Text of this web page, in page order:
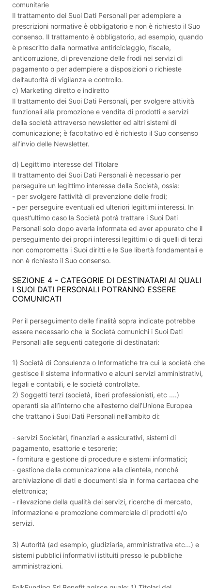
comunitarie
Il trattamento dei Suoi Dati Personali per adempiere a
prescrizioni normative è obbligatorio e non è richiesto il Suo
consenso. Il trattamento è obbligatorio, ad esempio, quando
è prescritto dalla normativa antiriciclaggio, fiscale,
anticorruzione, di prevenzione delle frodi nei servizi di
pagamento o per adempiere a disposizioni o richieste
dell’autorità di vigilanza e controllo.
c) Marketing diretto e indiretto
Il trattamento dei Suoi Dati Personali, per svolgere attività
funzionali alla promozione e vendita di prodotti e servizi
della società attraverso newsletter ed altri sistemi di
comunicazione; è facoltativo ed è richiesto il Suo consenso
all’invio delle Newsletter.
d) Legittimo interesse del Titolare
Il trattamento dei Suoi Dati Personali è necessario per
perseguire un legittimo interesse della Società, ossia:
- per svolgere l’attività di prevenzione delle frodi;
- per perseguire eventuali ed ulteriori legittimi interessi. In
quest’ultimo caso la Società potrà trattare i Suoi Dati
Personali solo dopo averla informata ed aver appurato che il
perseguimento dei propri interessi legittimi o di quelli di terzi
non comprometta i Suoi diritti e le Sue libertà fondamentali e
non è richiesto il Suo consenso.
SEZIONE 4 - CATEGORIE DI DESTINATARI AI QUALI
I SUOI DATI PERSONALI POTRANNO ESSERE
COMUNICATI
Per il perseguimento delle finalità sopra indicate potrebbe
essere necessario che la Società comunichi i Suoi Dati
Personali alle seguenti categorie di destinatari:
1) Società di Consulenza o Informatiche tra cui la società che
gestisce il sistema informativo e alcuni servizi amministrativi,
legali e contabili, e le società controllate.
2) Soggetti terzi (società, liberi professionisti, etc ....)
operanti sia all’interno che all’esterno dell’Unione Europea
che trattano i Suoi Dati Personali nell’ambito di:
- servizi Societàri, finanziari e assicurativi, sistemi di
pagamento, esattorie e tesorerie;
- fornitura e gestione di procedure e sistemi informatici;
- gestione della comunicazione alla clientela, nonché
archiviazione di dati e documenti sia in forma cartacea che
elettronica;
- rilevazione della qualità dei servizi, ricerche di mercato,
informazione e promozione commerciale di prodotti e/o
servizi.
3) Autorità (ad esempio, giudiziaria, amministrativa etc...) e
sistemi pubblici informativi istituiti presso le pubbliche
amministrazioni.